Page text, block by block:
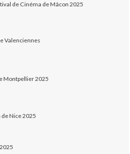
de Cinéma de Mâcon 2025
Valenciennes
Montpellier 2025
Nice 2025